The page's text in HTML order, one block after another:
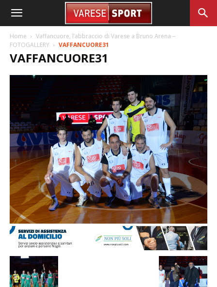
Home
Vaffancuore, l’abbraccio di Varese a Bruno Arena –
FOTOGALLERY
VAFFANCUORE31
VAFFANCUORE31